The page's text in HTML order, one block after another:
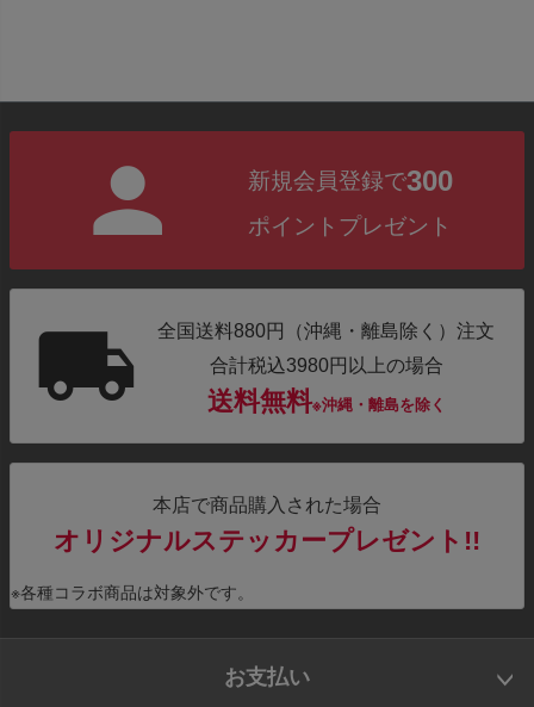
新規会員登録で300
ポイントプレゼント
全国送料880円（沖縄・離島除く）注文
合計税込3980円以上の場合
送料無料※沖縄・離島を除く
本店で商品購入された場合
オリジナルステッカープレゼント!!
※各種コラボ商品は対象外です。
お支払い